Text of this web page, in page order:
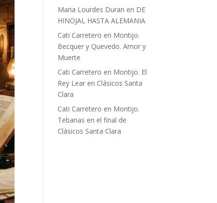
Maria Lourdes Duran en DE
HINOJAL HASTA ALEMANIA
Cati Carretero en Montijo.
Becquer y Quevedo. Amor y
Muerte
Cati Carretero en Montijo. El
Rey Lear en Clásicos Santa
Clara
Cati Carretero en Montijo.
Tebanas en el final de
Clásicos Santa Clara